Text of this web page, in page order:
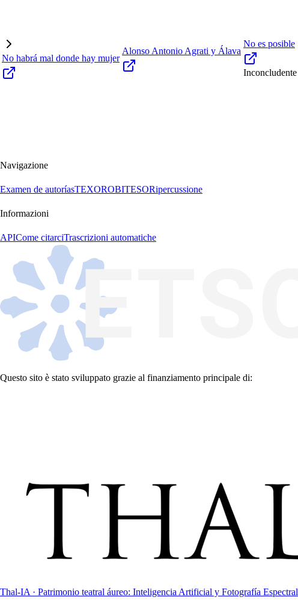
No habrá mal donde hay mujer
Alonso Antonio Agrati y Álava
No es posible
Inconcludente
Navigazione
Examen de autoríasTEXOROBITESORipercussione
Informazioni
APICome citarciTrascrizioni automatiche
Questo sito è stato sviluppato grazie al finanziamento principale di:
Thal-IA · Patrimonio teatral áureo: Inteligencia Artificial y Fotografía Espectral